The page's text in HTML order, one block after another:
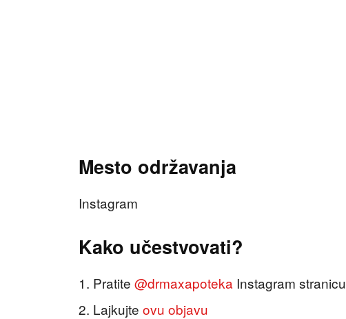
Mesto održavanja
Instagram
Kako učestvovati?
Pratite @drmaxapoteka Instagram stranicu
Lajkujte ovu objavu